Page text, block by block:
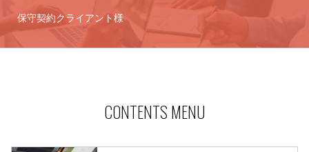
保守契約クライアント様
CONTENTS MENU